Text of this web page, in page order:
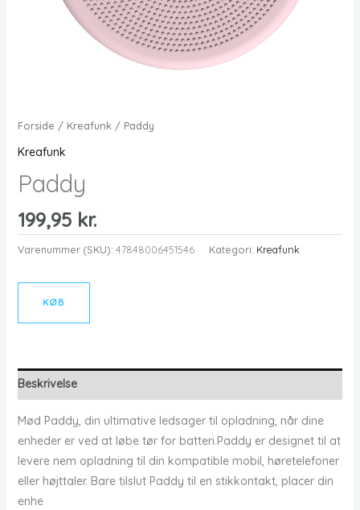
Forside / Kreafunk/ Paddy
Kreafunk
Paddy
199,95 kr.
Varenummer (SKU): 47848006451546 Kategori: Kreafunk
KØB
Beskrivelse
Mød Paddy, din ultimative ledsager til opladning, når dine
enheder er ved at løbe tør for batteri.Paddy er designet til at
levere nem opladning til din kompatible mobil, høretelefoner
eller højttaler. Bare tilslut Paddy til en stikkontakt, placer din
enhe